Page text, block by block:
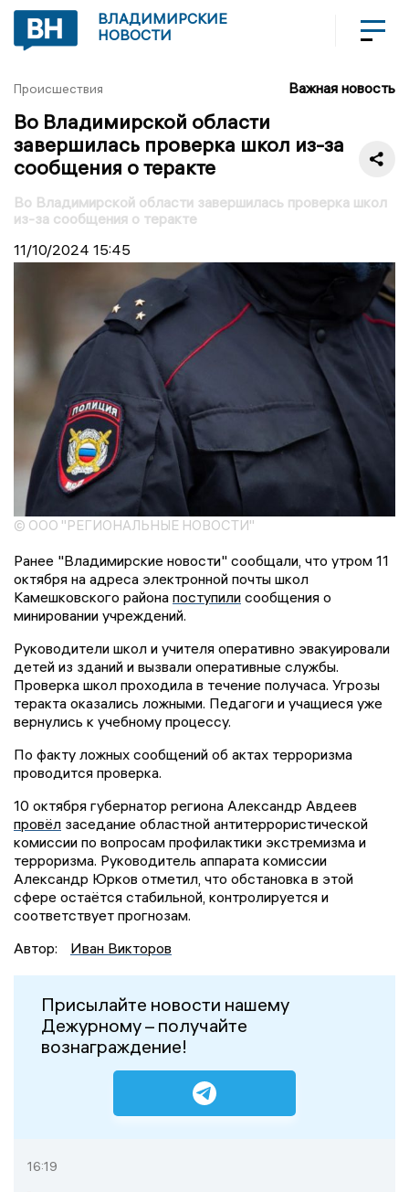
ВЛАДИМИРСКИЕ
НОВОСТИ
Происшествия Важная новость
Во Владимирской области
завершилась проверка школ из-за
сообщения о теракте
Во Владимирской области завершилась проверка школ
из-за сообщения о теракте
11/10/2024 15:45
© ООО "РЕГИОНАЛЬНЫЕ НОВОСТИ"
Ранее "Владимирские новости" сообщали, что утром 11
октября на адреса электронной почты школ
Камешковского района поступили сообщения о
минировании учреждений.
Руководители школ и учителя оперативно эвакуировали
детей из зданий и вызвали оперативные службы.
Проверка школ проходила в течение получаса. Угрозы
теракта оказались ложными. Педагоги и учащиеся уже
вернулись к учебному процессу.
По факту ложных сообщений об актах терроризма
проводится проверка.
10 октября губернатор региона Александр Авдеев
провёл заседание областной антитеррористической
комиссии по вопросам профилактики экстремизма и
терроризма. Руководитель аппарата комиссии
Александр Юрков отметил, что обстановка в этой
сфере остаётся стабильной, контролируется и
соответствует прогнозам.
Автор:
Иван Викторов
Присылайте новости нашему
Дежурному – получайте
вознаграждение!
16:19